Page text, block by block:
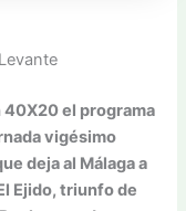
el programa
vigésimo
deja al Málaga a
Ejido, triunfo de